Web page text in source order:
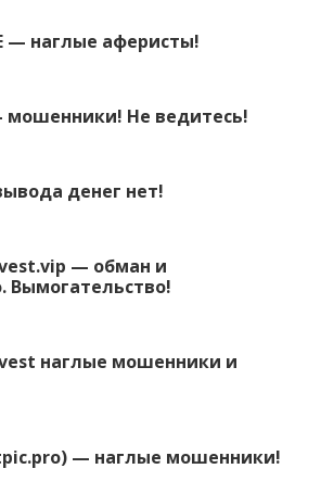
— наглые аферисты!
мошенники! Не ведитесь!
денег нет!
— обман и
Вымогательство!
наглые мошенники и
— наглые мошенники!